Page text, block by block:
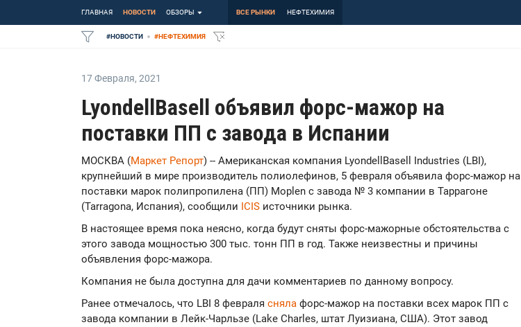
ГЛАВНАЯ НОВОСТИ ОБЗОРЫ ВСЕ РЫНКИ НЕФТЕХИМИЯ
#НОВОСТИ #НЕФТЕХИМИЯ
17 Февраля, 2021
LyondellBasell объявил форс-мажор на
поставки ПП с завода в Испании
МОСКВА (Маркет Репорт) -- Американская компания LyondellBasell Industries (LBI),
крупнейший в мире производитель полиолефинов, 5 февраля объявила форс-мажор на
поставки марок полипропилена (ПП) Moplen с завода № 3 компании в Таррагоне
(Tarragona, Испания), сообщили ICIS источники рынка.
В настоящее время пока неясно, когда будут сняты форс-мажорные обстоятельства с
этого завода мощностью 300 тыс. тонн ПП в год. Также неизвестны и причины
объявления форс-мажора.
Компания не была доступна для дачи комментариев по данному вопросу.
Ранее отмечалось, что LBI 8 февраля сняла форс-мажор на поставки всех марок ПП с
завода компании в Лейк-Чарльзе (Lake Charles, штат Луизиана, США). Этот завод